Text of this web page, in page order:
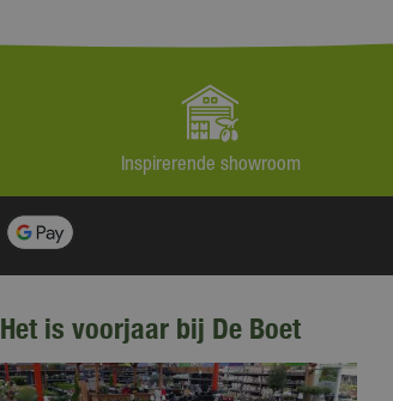
Inspirerende showroom
Het is voorjaar bij De Boet